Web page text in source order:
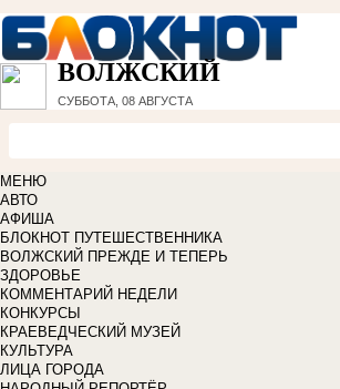
ВОЛЖСКИЙ
СУББОТА, 08 АВГУСТА
МЕНЮ
АВТО
АФИША
БЛОКНОТ ПУТЕШЕСТВЕННИКА
ВОЛЖСКИЙ ПРЕЖДЕ И ТЕПЕРЬ
ЗДОРОВЬЕ
КОММЕНТАРИЙ НЕДЕЛИ
КОНКУРСЫ
КРАЕВЕДЧЕСКИЙ МУЗЕЙ
КУЛЬТУРА
ЛИЦА ГОРОДА